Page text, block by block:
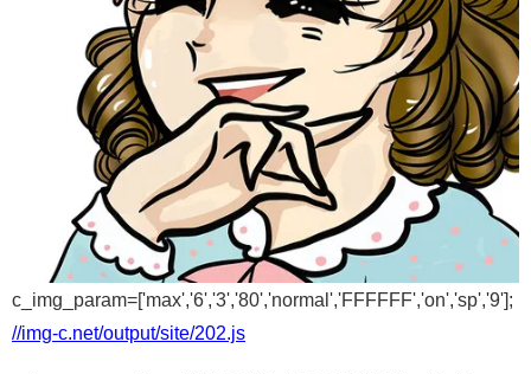
c_img_param=['max','6','3','80','normal','FFFFFF','on','sp','9'];
//img-c.net/output/site/202.js